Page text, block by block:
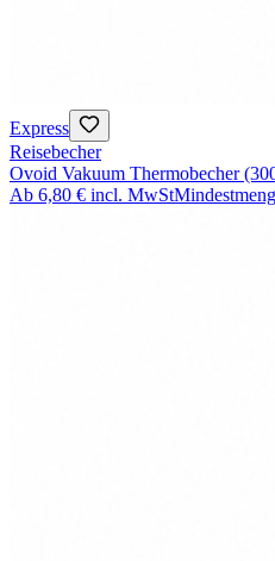
Express
Reisebecher
Ovoid Vakuum Thermobecher
Ab 6,80 € incl. MwSt